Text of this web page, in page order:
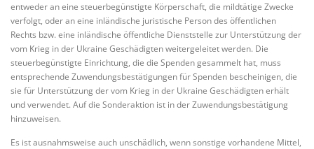
entweder an eine steuerbegünstigte Körperschaft, die mildtätige Zwecke
verfolgt, oder an eine inländische juristische Person des öffentlichen
Rechts bzw. eine inländische öffentliche Dienststelle zur Unterstützung der
vom Krieg in der Ukraine Geschädigten weitergeleitet werden. Die
steuerbegünstigte Einrichtung, die die Spenden gesammelt hat, muss
entsprechende Zuwendungsbestätigungen für Spenden bescheinigen, die
sie für Unterstützung der vom Krieg in der Ukraine Geschädigten erhält
und verwendet. Auf die Sonderaktion ist in der Zuwendungsbestätigung
hinzuweisen.
Es ist ausnahmsweise auch unschädlich, wenn sonstige vorhandene Mittel,